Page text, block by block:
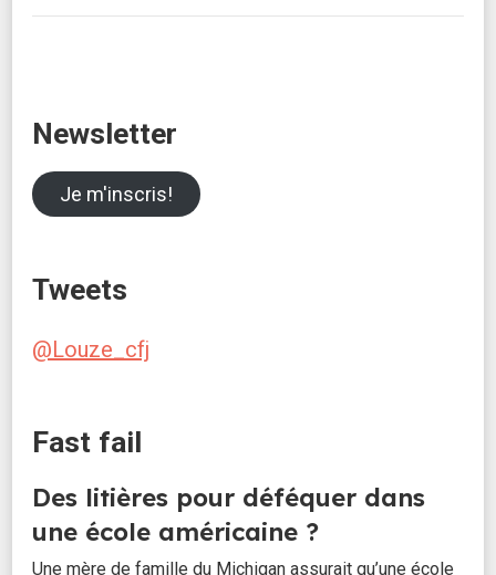
Newsletter
Je m'inscris!
Tweets
@Louze_cfj
Fast fail
Des litières pour déféquer dans
une école américaine ?
Une mère de famille du Michigan assurait qu’une école